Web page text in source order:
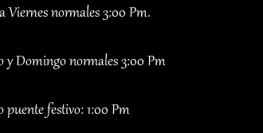
Viernes normales 3:00 Pm.
y Domingo normales 3:00 Pm
puente festivo: 1:00 Pm